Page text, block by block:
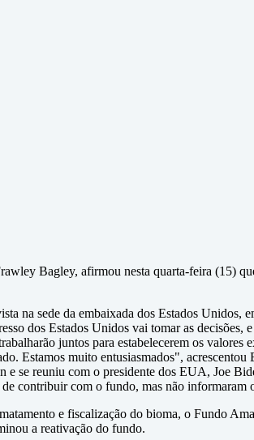
Bagley, afirmou nesta quarta-feira (15)
na sede da embaixada dos Estados Unidos,
dos Estados Unidos vai tomar as decisões,
juntos para estabelecerem os valores
Estamos muito entusiasmados", acrescentou
e se reuniu com o presidente dos EUA, Joe
contribuir com o fundo, mas não
e fiscalização do bioma, o Fundo
a reativação do fundo.